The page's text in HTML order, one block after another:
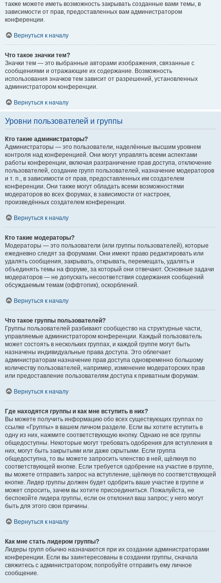
также можете иметь возможность закрывать созданные вами темы, в
зависимости от прав, предоставленных вам администратором
конференции.
Вернуться к началу
Что такое значки тем?
Значки тем — это выбранные авторами изображения, связанные с
сообщениями и отражающие их содержание. Возможность
использования значков тем зависит от разрешений, установленных
администратором конференции.
Вернуться к началу
Уровни пользователей и группы
Кто такие администраторы?
Администраторы — это пользователи, наделённые высшим уровнем
контроля над конференцией. Они могут управлять всеми аспектами
работы конференции, включая разграничение прав доступа, отключение
пользователей, создание групп пользователей, назначение модераторов
и т. п., в зависимости от прав, предоставленных им создателем
конференции. Они также могут обладать всеми возможностями
модераторов во всех форумах, в зависимости от настроек,
произведённых создателем конференции.
Вернуться к началу
Кто такие модераторы?
Модераторы — это пользователи (или группы пользователей), которые
ежедневно следят за форумами. Они имеют право редактировать или
удалять сообщения, закрывать, открывать, перемещать, удалять и
объединять темы на форуме, за который они отвечают. Основные задачи
модераторов — не допускать несоответствия содержания сообщений
обсуждаемым темам (оффтопик), оскорблений.
Вернуться к началу
Что такое группы пользователей?
Группы пользователей разбивают сообщество на структурные части,
управляемые администратором конференции. Каждый пользователь
может состоять в нескольких группах, и каждой группе могут быть
назначены индивидуальные права доступа. Это облегчает
администраторам назначение прав доступа одновременно большому
количеству пользователей, например, изменение модераторских прав
или предоставление пользователям доступа к приватным форумам.
Вернуться к началу
Где находятся группы и как мне вступить в них?
Вы можете получить информацию обо всех существующих группах по
ссылке «Группы» в вашем личном разделе. Если вы хотите вступить в
одну из них, нажмите соответствующую кнопку. Однако не все группы
общедоступны. Некоторые могут требовать одобрения для вступления в
них, могут быть закрытыми или даже скрытыми. Если группа
общедоступна, то вы можете запросить членство в ней, щёлкнув по
соответствующей кнопке. Если требуется одобрение на участие в группе,
вы можете отправить запрос на вступление, щёлкнув по соответствующей
кнопке. Лидер группы должен будет одобрить ваше участие в группе и
может спросить, зачем вы хотите присоединиться. Пожалуйста, не
беспокойте лидера группы, если он отклонил ваш запрос; у него могут
быть для этого свои причины.
Вернуться к началу
Как мне стать лидером группы?
Лидеры групп обычно назначаются при их создании администраторами
конференции. Если вы заинтересованы в создании группы, сначала
свяжитесь с администратором; попробуйте отправить ему личное
сообщение.